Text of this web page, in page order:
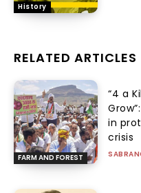
History
RELATED ARTICLES
FARM AND FOREST
“₹4 a
in
crisis